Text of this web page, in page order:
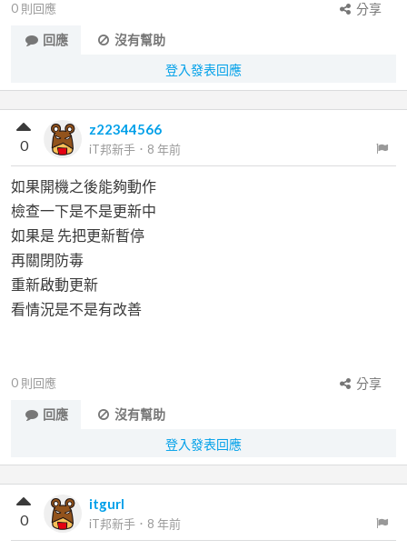
0 則回應
分享
回應
沒有幫助
登入發表回應
z22344566
iT邦新手 ． 8 年前
0
如果開機之後能夠動作
檢查一下是不是更新中
如果是 先把更新暫停
再關閉防毒
重新啟動更新
看情況是不是有改善
0 則回應
分享
回應
沒有幫助
登入發表回應
itgurl
iT邦新手 ． 8 年前
0